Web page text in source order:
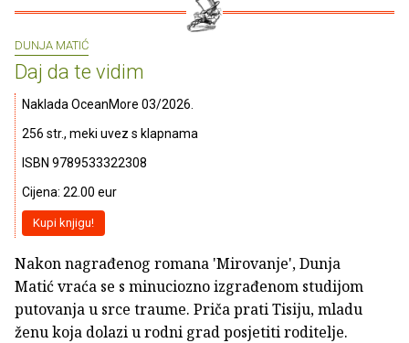
DUNJA MATIĆ
Daj da te vidim
Naklada OceanMore 03/2026.
256 str., meki uvez s klapnama
ISBN 9789533322308
Cijena: 22.00 eur
Kupi knjigu!
Nakon nagrađenog romana 'Mirovanje', Dunja
Matić vraća se s minuciozno izgrađenom studijom
putovanja u srce traume. Priča prati Tisiju, mladu
ženu koja dolazi u rodni grad posjetiti roditelje.